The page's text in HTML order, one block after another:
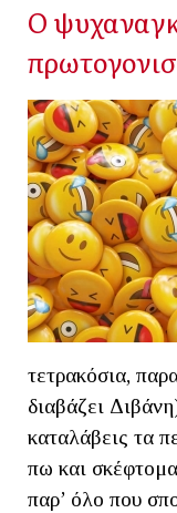
Ο
τετρακόσια,
διαβάζει
καταλάβεις τα
πω και
παρ’ όλο που